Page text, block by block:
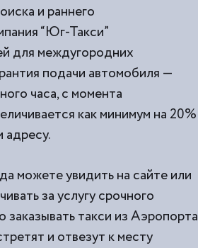
и раннего
“Юг-Такси”
для междугородних
подачи автомобиля —
часа, с момента
как минимум на 20%
адресу.
можете увидить на сайте или
за услугу срочного
такси изАэропорта
и отвезут к месту